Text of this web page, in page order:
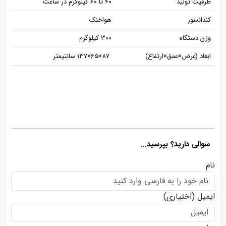
کندانسور
هواخنک
وزن دستگاه
300 کیلوگرم
ابعاد (عرض×عمق×ارتفاع)
سوالی دارید؟ بپرسید...
نام
ایمیل (اختیاری)